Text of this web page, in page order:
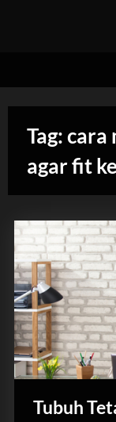
Tag:cara
agar fit
Tubuh